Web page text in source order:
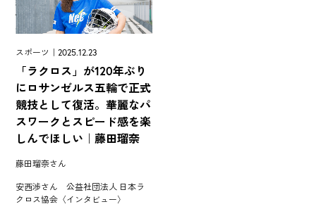
スポーツ｜2025.12.23
「ラクロス」が120年ぶり
にロサンゼルス五輪で正式
競技として復活。華麗なパ
スワークとスピード感を楽
しんでほしい｜藤田瑠奈
藤田瑠奈さん
安西渉さん 公益社団法人 日本ラ
クロス協会〈インタビュー〉